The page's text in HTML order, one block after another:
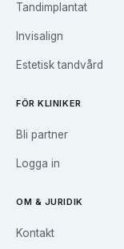
Tandvård iJärfälla
Tandvård i
Tandvård i Kalmar
Tandvård i
Tandvård i
Tandvård i
Tandvård i
Tandvård i
Tandimplantat
Invisalign
Estetisk tandvård
FÖR KLINIKER
Bli partner
Logga in
OM & JURIDIK
Kontakt